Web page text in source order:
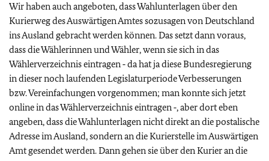
Wir haben auch angeboten, dass Wahlunterlagen über den
Kurierweg des Auswärtigen Amtes sozusagen von Deutschland
ins Ausland gebracht werden können. Das setzt dann voraus,
dass die Wählerinnen und Wähler, wenn sie sich in das
Wählerverzeichnis eintragen ‑ da hat ja diese Bundesregierung
in dieser noch laufenden Legislaturperiode Verbesserungen
bzw. Vereinfachungen vorgenommen; man konnte sich jetzt
online in das Wählerverzeichnis eintragen ‑, aber dort eben
angeben, dass die Wahlunterlagen nicht direkt an die postalische
Adresse im Ausland, sondern an die Kurierstelle im Auswärtigen
Amt gesendet werden. Dann gehen sie über den Kurier an die